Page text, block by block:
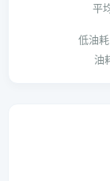
平
低油耗
油